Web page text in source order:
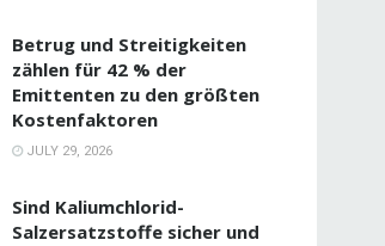
Betrug und Streitigkeiten
zählen für 42 % der
Emittenten zu den größten
Kostenfaktoren
JULY 29, 2026
Sind Kaliumchlorid-
Salzersatzstoffe sicher und